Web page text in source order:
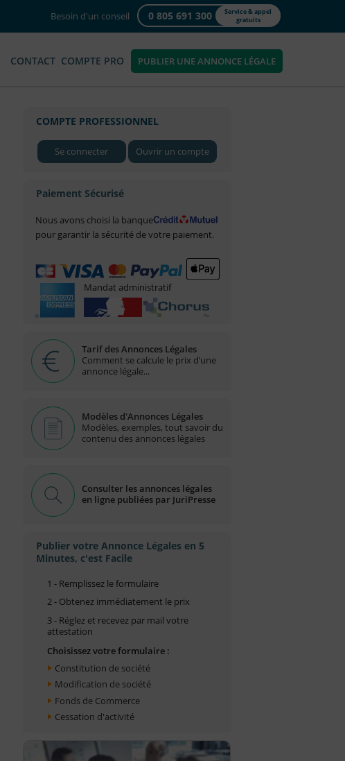
Besoin d'un conseil 0 805 691 300
Service & appel
gratuits
CONTACT COMPTE PRO PUBLIER UNE ANNONCE LÉGALE
COMPTE PROFESSIONNEL
Se connecter Ouvrir un compte
Paiement Sécurisé
Nous avons choisi la banque
pour garantir la sécurité de votre paiement.
Mandat administratif
Tarif des Annonces Légales
Comment se calcule le prix d’une
annonce légale...
Modèles d'Annonces Légales
Modèles, exemples, tout savoir du
contenu des annonces légales
Consulter les annonces légales
en ligne publiées par JuriPresse
Publier votre Annonce Légales en 5
Minutes, c'est Facile
1 - Remplissez le formulaire
2 - Obtenez immédiatement le prix
3 - Réglez et recevez par mail votre
attestation
Choisissez votre formulaire :
Constitution de société
Modification de société
Fonds de Commerce
Cessation d'activité